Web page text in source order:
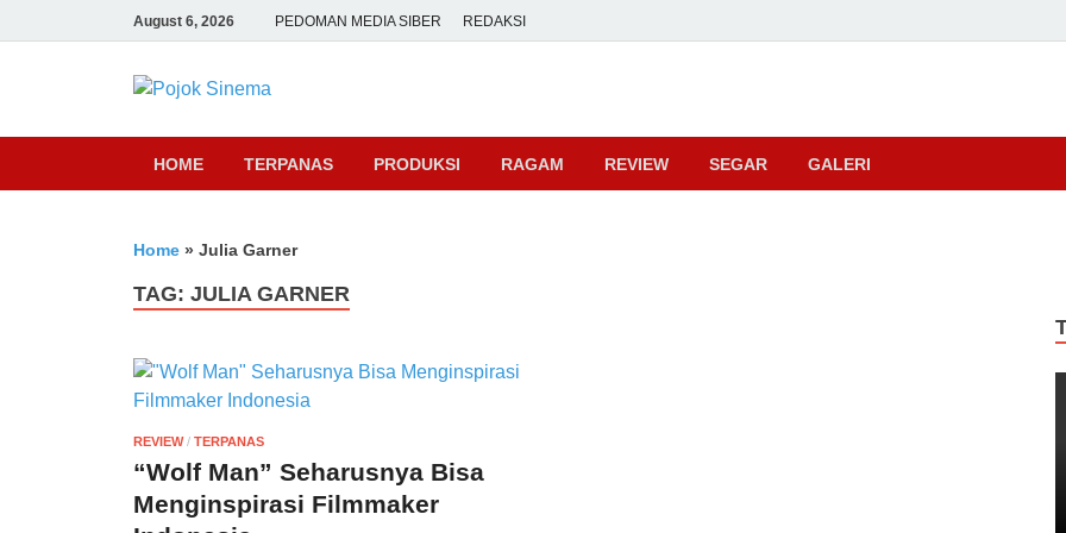
August 6, 2026 PEDOMAN MEDIA SIBER REDAKSI
Pojok Sinema
HOME TERPANAS PRODUKSI RAGAM REVIEW SEGAR GALERI
Home » Julia Garner
TAG: JULIA GARNER
REVIEW/ TERPANAS
“Wolf Man” Seharusnya Bisa
Menginspirasi Filmmaker